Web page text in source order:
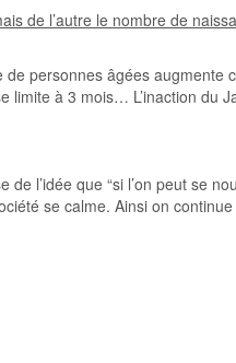
de l’autre le nombre de
personnes âgées
à 3 mois… L’inaction du
l’idée que “si l’on peut se
se calme. Ainsi on